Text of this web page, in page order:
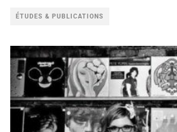
ÉTUDES & PUBLICATIONS